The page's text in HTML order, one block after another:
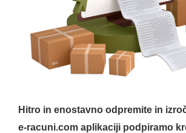
Hitro in enostavno odpremite in
e-racuni.com aplikaciji podpiramo